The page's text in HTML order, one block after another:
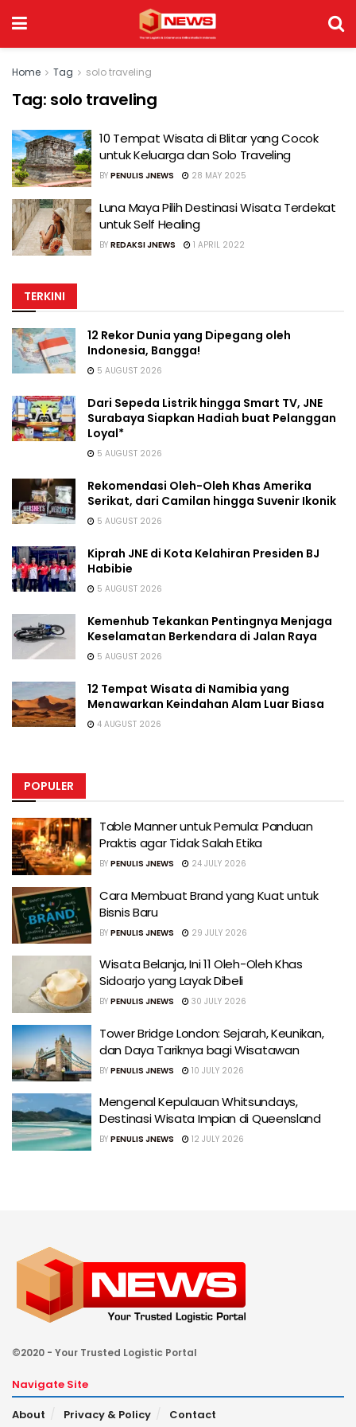
Home Tag solo traveling
Tag: solo traveling
10 Tempat Wisata di Blitar yang Cocok
untuk Keluarga dan Solo Traveling
BY PENULIS JNEWS 28 MAY 2025
Luna Maya Pilih Destinasi Wisata Terdekat
untuk Self Healing
BY REDAKSI JNEWS 1 APRIL 2022
TERKINI
12 Rekor Dunia yang Dipegang oleh
Indonesia, Bangga!
5 AUGUST 2026
Dari Sepeda Listrik hingga Smart TV, JNE
Surabaya Siapkan Hadiah buat Pelanggan
Loyal*
5 AUGUST 2026
Rekomendasi Oleh-Oleh Khas Amerika
Serikat, dari Camilan hingga Suvenir Ikonik
5 AUGUST 2026
Kiprah JNE di Kota Kelahiran Presiden BJ
Habibie
5 AUGUST 2026
Kemenhub Tekankan Pentingnya Menjaga
Keselamatan Berkendara di Jalan Raya
5 AUGUST 2026
12 Tempat Wisata di Namibia yang
Menawarkan Keindahan Alam Luar Biasa
4 AUGUST 2026
POPULER
Table Manner untuk Pemula: Panduan
Praktis agar Tidak Salah Etika
BY PENULIS JNEWS 24 JULY 2026
Cara Membuat Brand yang Kuat untuk
Bisnis Baru
BY PENULIS JNEWS 29 JULY 2026
Wisata Belanja, Ini 11 Oleh-Oleh Khas
Sidoarjo yang Layak Dibeli
BY PENULIS JNEWS 30 JULY 2026
Tower Bridge London: Sejarah, Keunikan,
dan Daya Tariknya bagi Wisatawan
BY PENULIS JNEWS 10 JULY 2026
Mengenal Kepulauan Whitsundays,
Destinasi Wisata Impian di Queensland
BY PENULIS JNEWS 12 JULY 2026
©2020 - Your Trusted Logistic Portal
Navigate Site
About
Privacy & Policy Contact